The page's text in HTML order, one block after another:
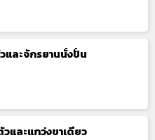
ละจักรยานนั่งปั่น
และแกว่งขาเดียว